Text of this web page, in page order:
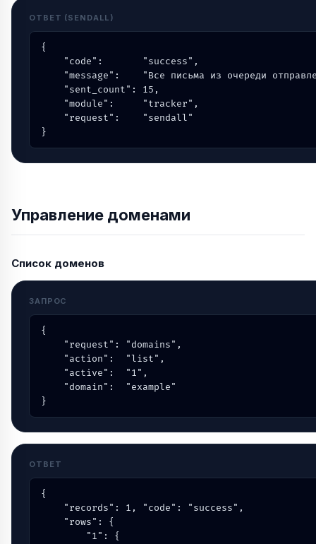
ОТВЕТ (SENDALL)
{
    "code":       "success",
"message":    "Все письма из очереди
    "sent_count": 15,
    "module":     "tracker",
    "request":    "sendall"
}
Управление доменами
Список доменов
ЗАПРОС
{
    "request": "domains",
    "action":  "list",
    "active":  "1",
    "domain":  "example"
}
ОТВЕТ
{
    "records": 1, "code": "success",
    "rows": {
        "1": {